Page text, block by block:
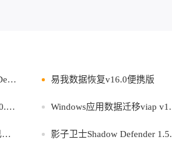
易我数据恢复v16.0便携版
Windows应用数据迁移viap v1.1.4便携版
影子卫士Shadow Defender 1.5.0.726 版本